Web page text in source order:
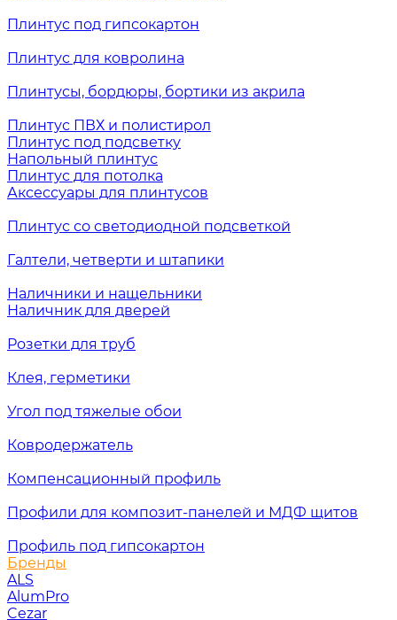
Плинтус под гипсокартон
Плинтус для ковролина
Плинтусы, бордюры, бортики из акрила
Плинтус ПВХ и полистирол
Плинтус под подсветку
Напольный плинтус
Плинтус для потолка
Аксессуары для плинтусов
Плинтус со светодиодной подсветкой
Галтели, четверти и штапики
Наличники и нащельники
Наличник для дверей
Розетки для труб
Клея, герметики
Угол под тяжелые обои
Ковродержатель
Компенсационный профиль
Профили для композит-панелей и МДФ щитов
Профиль под гипсокартон
Бренды
ALS
AlumPro
Cezar